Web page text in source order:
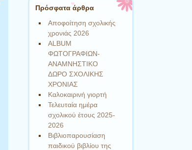
Πρόσφατα άρθρα
Αποφοίτηση σχολικής
χρονιάς 2026
ALBUM
ΦΩΤΟΓΡΑΦΙΩΝ-
ΑΝΑΜΝΗΣΤΙΚΟ
ΔΩΡΟ ΣΧΟΛΙΚΗΣ
ΧΡΟΝΙΑΣ
Καλοκαιρινή γιορτή
Τελευταία ημέρα
σχολικού έτους 2025-
2026
Βιβλιοπαρουσίαση
παιδικού βιβλίου της